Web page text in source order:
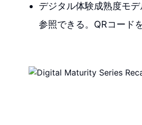
デジタル体験成熟度モ
参照できる。QRコード